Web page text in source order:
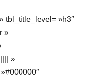
tbl_title_level= »h3″
»
»